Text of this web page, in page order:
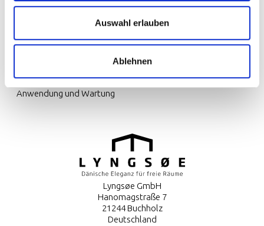
Auswahl erlauben
Ablehnen
Kontaktiere uns
Anwendung und Wartung
Lyngsøe GmbH
Hanomagstraße 7
21244 Buchholz
Deutschland